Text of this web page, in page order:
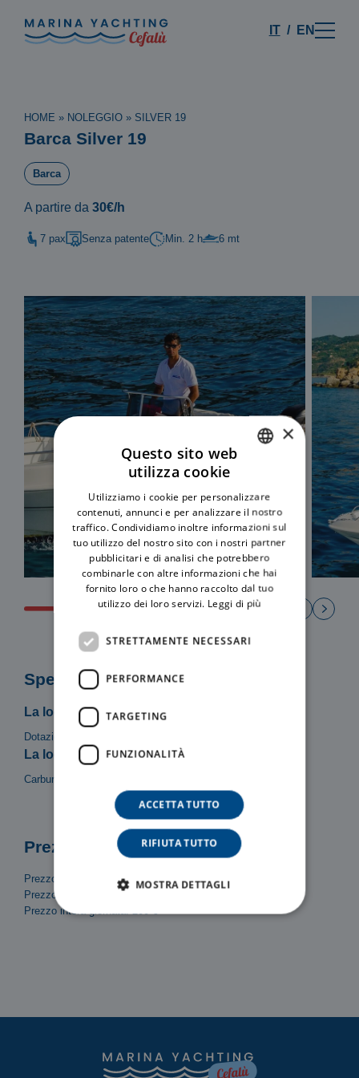
IT EN
HOME » NOLEGGIO » SILVER 19
Barca Silver 19
Barca
A partire da30€/h
7 pax Senza patente Min. 2 h 6 mt
Specifiche
La locazione del mezzo include:
Dotazioni di sicurezza, Tendalino, Scaletta, Doccetta
La locazione del mezzo non include:
Carburante
Prezzi
Prezzo/Ora: 30 €
Prezzo mezza giornata (4h): 120 €
Prezzo intera giornata: 200 €
ENGLISH
×
Questo sito web
utilizza cookie
Utilizziamo i cookie per personalizzare
contenuti, annunci e per analizzare il nostro
traffico. Condividiamo inoltre informazioni sul
tuo utilizzo del nostro sito con i nostri partner
pubblicitari e di analisi che potrebbero
combinarle con altre informazioni che hai
fornito loro o che hanno raccolto dal tuo
utilizzo dei loro servizi. Leggi di più
STRETTAMENTE NECESSARI
PERFORMANCE
TARGETING
FUNZIONALITÀ
ACCETTA TUTTO
RIFIUTA TUTTO
MOSTRA DETTAGLI